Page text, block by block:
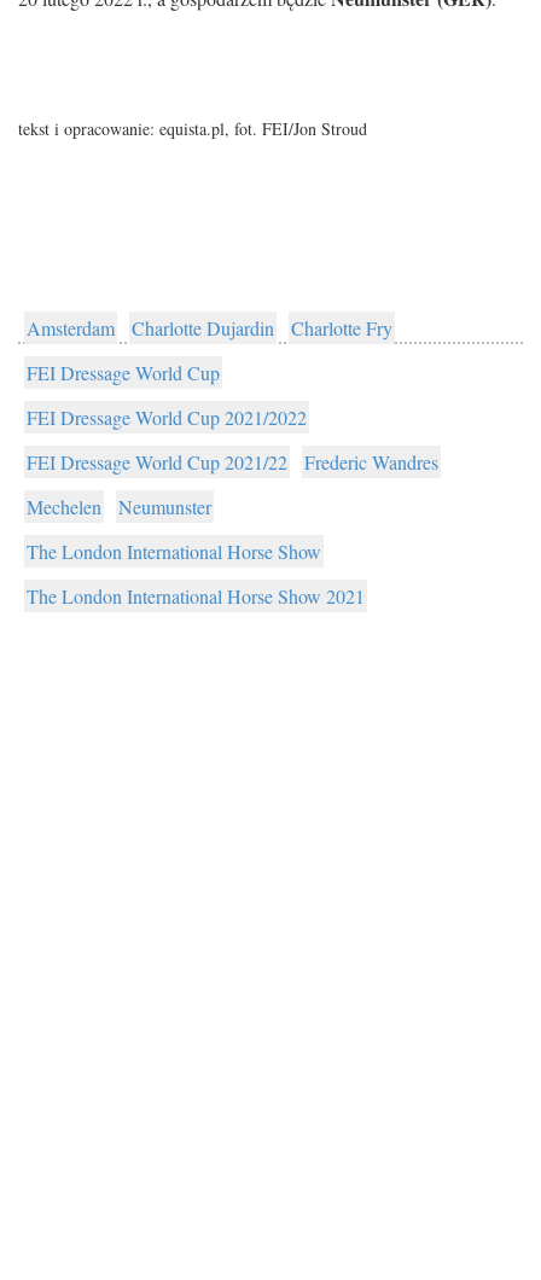
tekst i opracowanie: equista.pl, fot. FEI/Jon Stroud
Amsterdam Charlotte Dujardin
Charlotte Fry
FEI Dressage World Cup
FEI Dressage World Cup 2021/2022
FEI Dressage World Cup 2021/22
Frederic Wandres
Mechelen
Neumunster
The London International Horse Show
The London International Horse Show 2021